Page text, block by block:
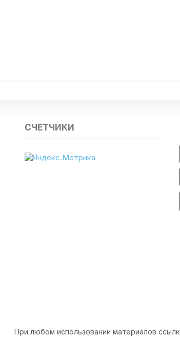
СЧЕТЧИКИ
При любом использовании материалов